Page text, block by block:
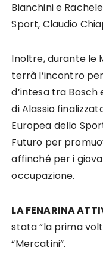
Bianchini e
Sport, Claudio
Inoltre, durante le
terrà l’incontro
d’intesa tra Bosch
di Alassio
Europea dello
Futuro per
affinché per i
occupazione.
LA FENARINA
stata “la prima
“Mercatini”.